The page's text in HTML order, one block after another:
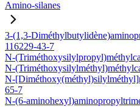
Amino-silanes
3-(1,3-
116229-43-7
N-
N-
N-
65-7
N-(6-